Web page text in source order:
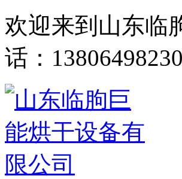
欢迎来到山东临
话：13806498230